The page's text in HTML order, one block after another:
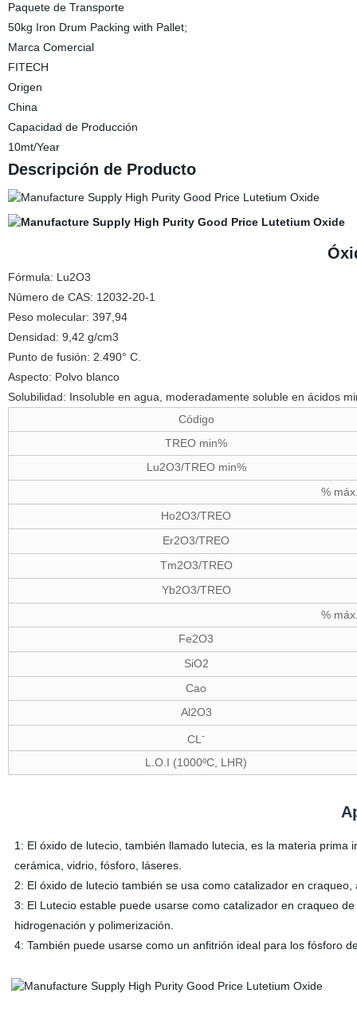
Paquete de Transporte
50kg Iron Drum Packing with Pallet;
Marca Comercial
FITECH
Origen
China
Capacidad de Producción
10mt/Year
Descripción de Producto
Fórmula: Lu2O3
Número de CAS: 12032-20-1
Peso molecular: 397,94
Densidad: 9,42 g/cm3
Punto de fusión: 2.490° C.
Aspecto: Polvo blanco
Solubilidad: Insoluble en agua, moderadamente soluble en ácidos
Código
TREO min%
Lu2O3/TREO min%
%
Ho2O3/TREO
Er2O3/TREO
Tm2O3/TREO
Yb2O3/TREO
%
Fe2O3
SiO2
Cao
Al2O3
CL-
L.O.I (1000ºC, LHR)
1: El óxido de lutecio, también llamado lutecia, es la materia
cerámica, vidrio, fósforo, láseres.
2: El óxido de lutecio también se usa como catalizador en
3: El Lutecio estable puede usarse como catalizador en craqueo
hidrogenación y polimerización.
4: También puede usarse como un anfitrión ideal para los fósforo